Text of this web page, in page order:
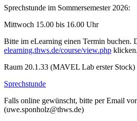
Sprechstunde im Sommersemester 2026:
Mittwoch 15.00 bis 16.00 Uhr
Bitte im eLearning einen Termin buchen.
elearning.thws.de/course/view.php klicken.
Raum 20.1.33 (MAVEL Lab erster Stock)
Sprechstunde
Falls online gewünscht, bitte per Email
(uwe.sponholz@thws.de)